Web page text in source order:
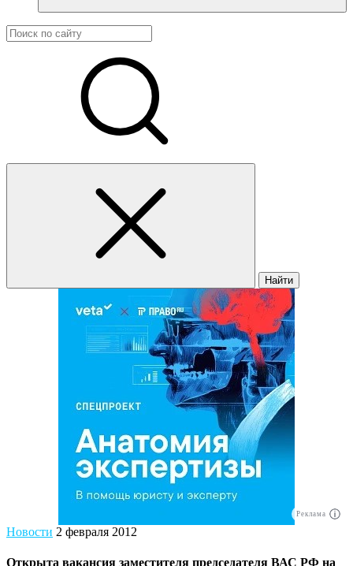
Найти
Реклама
Новости 2 февраля 2012
Открыта вакансия заместителя председателя ВАС РФ на